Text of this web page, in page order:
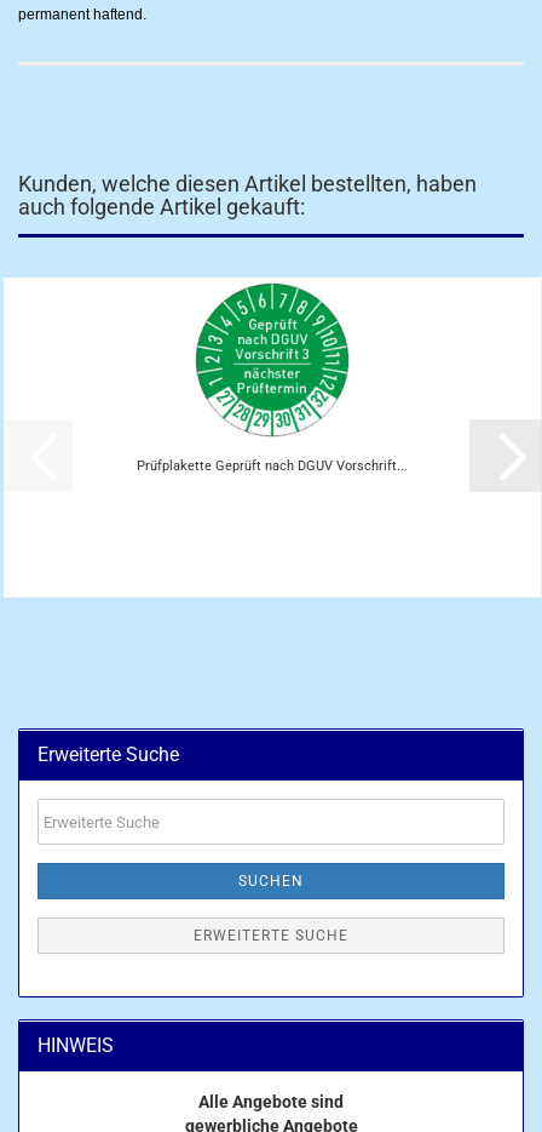
permanent haftend.
Kunden, welche diesen Artikel bestellten, haben
auch folgende Artikel gekauft:
Prüfplakette Geprüft nach DGUV Vorschrift...
Erweiterte Suche
Suche
SUCHEN
ERWEITERTE SUCHE
HINWEIS
Alle Angebote sind
gewerbliche Angebote